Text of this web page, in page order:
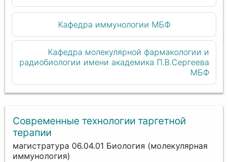
Кафедра иммунологии МБФ
Кафедра молекулярной фармакологии и
радиобиологии имени академика П.В.Сергеева
МБФ
Современные технологии таргетной
терапии
магистратура 06.04.01 Биология (молекулярная
иммунология)